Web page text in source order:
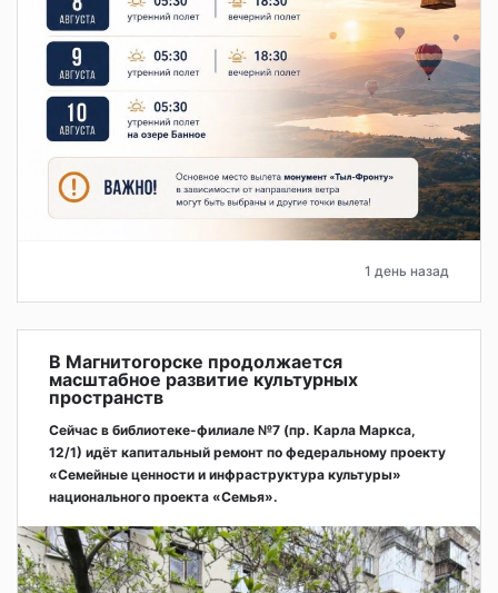
1 день назад
В Магнитогорске продолжается
масштабное развитие культурных
пространств
Сейчас в библиотеке-филиале №7 (пр. Карла Маркса,
12/1) идёт капитальный ремонт по федеральному проекту
«Семейные ценности и инфраструктура культуры»
национального проекта «Семья».